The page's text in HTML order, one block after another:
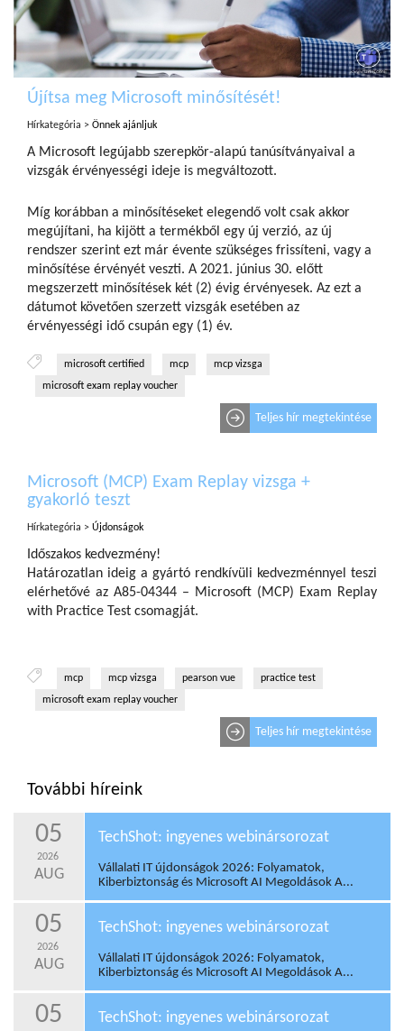
Újítsa meg Microsoft minősítését!
Hírkategória > Önnek ajánljuk
A Microsoft legújabb szerepkör-alapú tanúsítványaival a
vizsgák érvényességi ideje is megváltozott.
Míg korábban a minősítéseket elegendő volt csak akkor
megújítani, ha kijött a termékből egy új verzió, az új
rendszer szerint ezt már évente szükséges frissíteni, vagy a
minősítése érvényét veszti. A 2021. június 30. előtt
megszerzett minősítések két (2) évig érvényesek. Az ezt a
dátumot követően szerzett vizsgák esetében az
érvényességi idő csupán egy (1) év.
microsoft certified mcp
mcp vizsga
microsoft exam replay voucher
Teljes hír megtekintése
Microsoft (MCP) Exam Replay vizsga +
gyakorló teszt
Hírkategória > Újdonságok
Időszakos kedvezmény!
Határozatlan ideig a gyártó rendkívüli kedvezménnyel teszi
elérhetővé az A85-04344 – Microsoft (MCP) Exam Replay
with Practice Test csomagját.
mcp mcp vizsga pearson vue
practice test
microsoft exam replay voucher
Teljes hír megtekintése
További híreink
05
2026
AUG
TechShot: ingyenes webinársorozat
Vállalati IT újdonságok 2026: Folyamatok,
Kiberbiztonság és Microsoft AI Megoldások A...
05
2026
AUG
TechShot: ingyenes webinársorozat
Vállalati IT újdonságok 2026: Folyamatok,
Kiberbiztonság és Microsoft AI Megoldások A...
05 TechShot: ingyenes webinársorozat